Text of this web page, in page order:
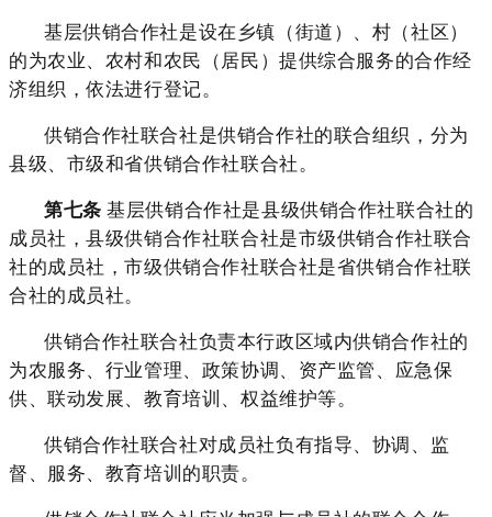
基层供销合作社是设在乡镇（街道）、村（社区）
的为农业、农村和农民（居民）提供综合服务的合作经
济组织，依法进行登记。
供销合作社联合社是供销合作社的联合组织，分为
县级、市级和省供销合作社联合社。
第七条 基层供销合作社是县级供销合作社联合社的
成员社，县级供销合作社联合社是市级供销合作社联合
社的成员社，市级供销合作社联合社是省供销合作社联
合社的成员社。
供销合作社联合社负责本行政区域内供销合作社的
为农服务、行业管理、政策协调、资产监管、应急保
供、联动发展、教育培训、权益维护等。
供销合作社联合社对成员社负有指导、协调、监
督、服务、教育培训的职责。